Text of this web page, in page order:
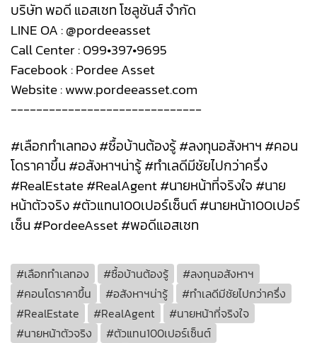
บริษัท พอดี แอสเซท โซลูชันส์ จำกัด
LINE OA : @pordeeasset
Call Center : 099•397•9695
Facebook : Pordee Asset
Website : www.pordeeasset.com
------------------------------
#เลือกทำเลทอง #ซื้อบ้านต้องรู้ #ลงทุนอสังหาฯ #คอน
โดราคาขึ้น #อสังหาฯน่ารู้ #ทำเลดีมีชัยไปกว่าครึ่ง
#RealEstate #RealAgent #นายหน้าที่จริงใจ #นาย
หน้าตัวจริง #ตัวแทน100เปอร์เซ็นต์ #นายหน้า100เปอร์
เซ็น #PordeeAsset #พอดีแอสเซท
#เลือกทำเลทอง #ซื้อบ้านต้องรู้
#ลงทุนอสังหาฯ
#คอนโดราคาขึ้น
#อสังหาฯน่ารู้
#ทำเลดีมีชัยไปกว่าครึ่ง
#RealEstate
#RealAgent
#นายหน้าที่จริงใจ
#นายหน้าตัวจริง
#ตัวแทน100เปอร์เซ็นต์